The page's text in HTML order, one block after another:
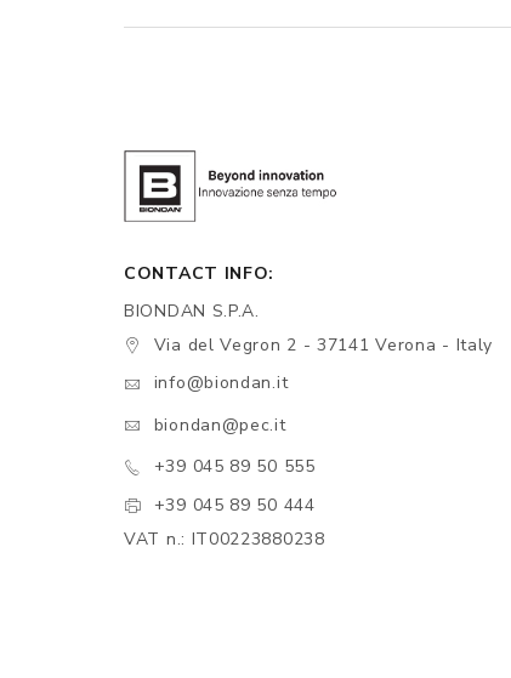
CONTACT INFO:
BIONDAN S.P.A.
Via del Vegron 2 - 37141 Verona - Italy
info@biondan.it
biondan@pec.it
+39 045 89 50 555
+39 045 89 50 444
VAT n.: IT00223880238